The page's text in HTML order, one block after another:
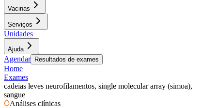
Vacinas
Serviços
Unidades
Ajuda
Agendar Resultados de exames
Home
Exames
cadeias leves neurofilamentos, single molecular array (simoa),
sangue
Análises clínicas